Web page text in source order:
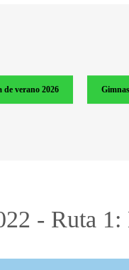
de verano 2026
- Ruta